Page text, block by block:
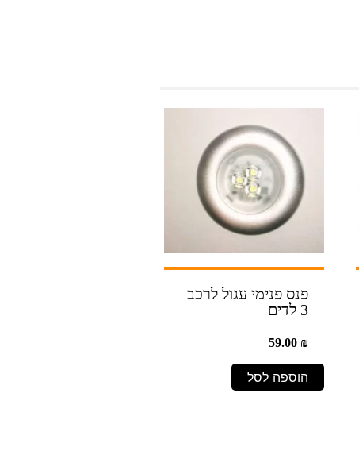
פנס פנימי עגול לרכב
3 לדים
59.00 ₪
הוספה לסל